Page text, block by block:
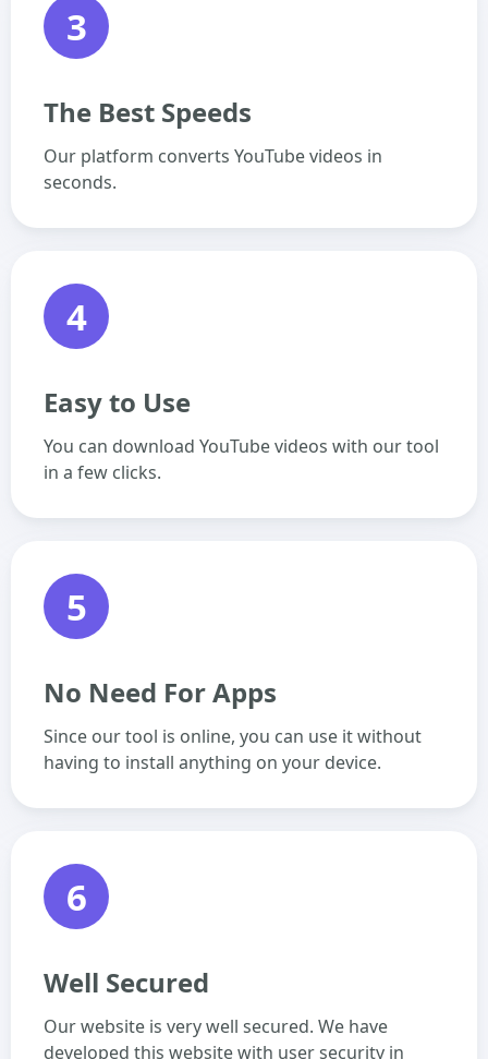
3
The Best Speeds
Our platform converts YouTube videos in
seconds.
4
Easy to Use
You can download YouTube videos with our tool
in a few clicks.
5
No Need For Apps
Since our tool is online, you can use it without
having to install anything on your device.
6
Well Secured
Our website is very well secured. We have
developed this website with user security in